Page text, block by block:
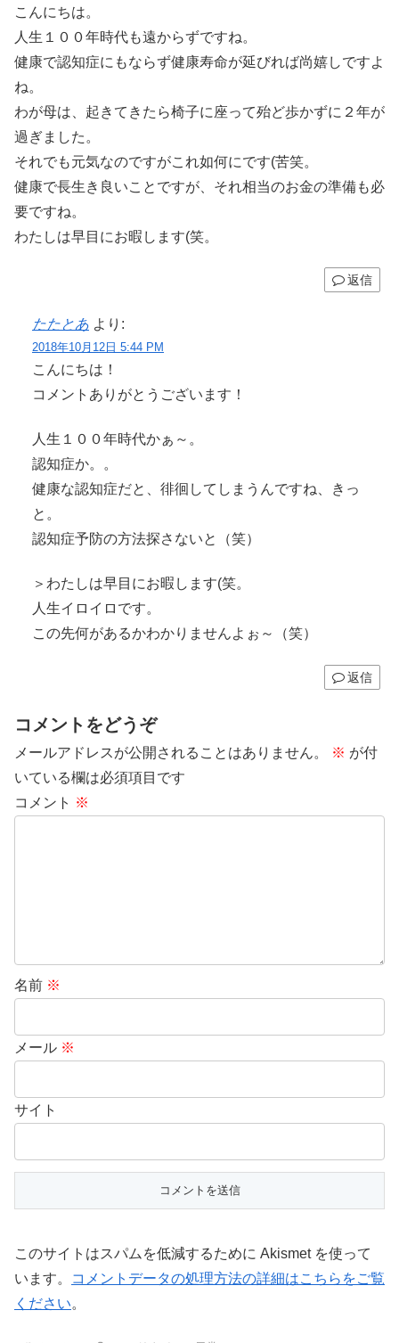
こんにちは。
人生１００年時代も遠からずですね。
健康で認知症にもならず健康寿命が延びれば尚嬉しですよ
ね。
わが母は、起きてきたら椅子に座って殆ど歩かずに２年が
過ぎました。
それでも元気なのですがこれ如何にです(苦笑。
健康で長生き良いことですが、それ相当のお金の準備も必
要ですね。
わたしは早目にお暇します(笑。
返信
たたとあ より:
2018年10月12日 5:44 PM
こんにちは！
コメントありがとうございます！
人生１００年時代かぁ～。
認知症か。。
健康な認知症だと、徘徊してしまうんですね、きっ
と。
認知症予防の方法探さないと（笑）
＞わたしは早目にお暇します(笑。
人生イロイロです。
この先何があるかわかりませんよぉ～（笑）
返信
コメントをどうぞ
メールアドレスが公開されることはありません。 ※ が付
いている欄は必須項目です
コメント ※
名前 ※
メール ※
サイト
このサイトはスパムを低減するために Akismet を使って
います。
コメントデータの処理方法の詳細はこちらをご覧
ください。